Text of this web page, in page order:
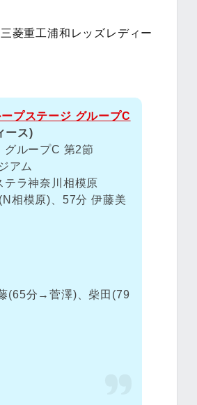
菱重工浦和レッズレディー
プステージ グループC
ース)
ループC 第2節
アム
ラ神奈川相模原
相模原)、57分 伊藤美
(65分→菅澤)、柴田(79